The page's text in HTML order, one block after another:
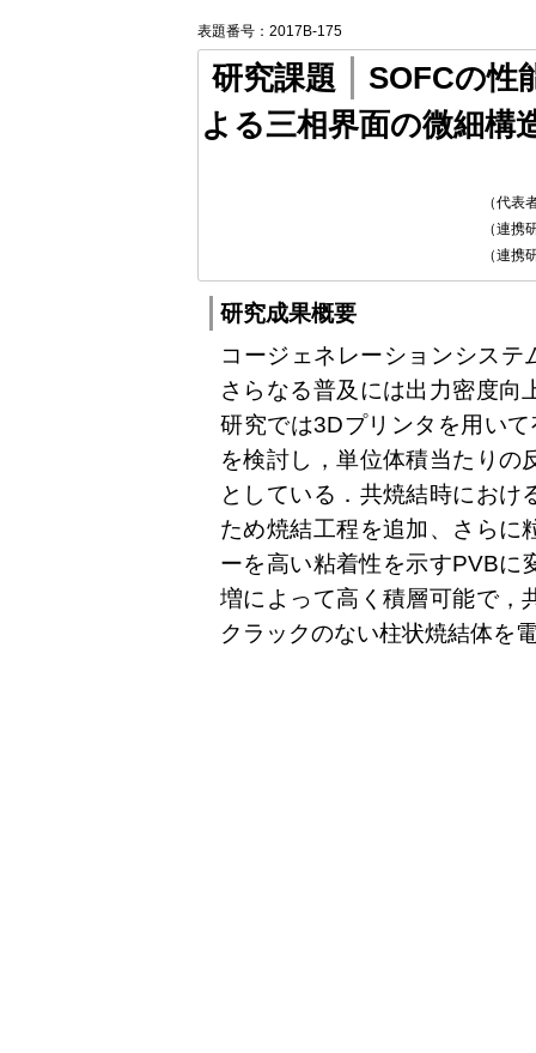
表題番号：2017B-175
研究課題
SOFCの性
よる三相界面の微細構
（代表
（連携
（連携
研究成果概要
コージェネレーションシス
さらなる普及には出力密度向
研究では3Dプリンタを用い
を検討し，単位体積当たりの
としている．共焼結時におけ
ため焼結工程を追加、さらに
ーを高い粘着性を示すPVBに
増によって高く積層可能で，
クラックのない柱状焼結体を